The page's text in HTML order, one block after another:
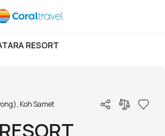
RESORT
Koh Samet